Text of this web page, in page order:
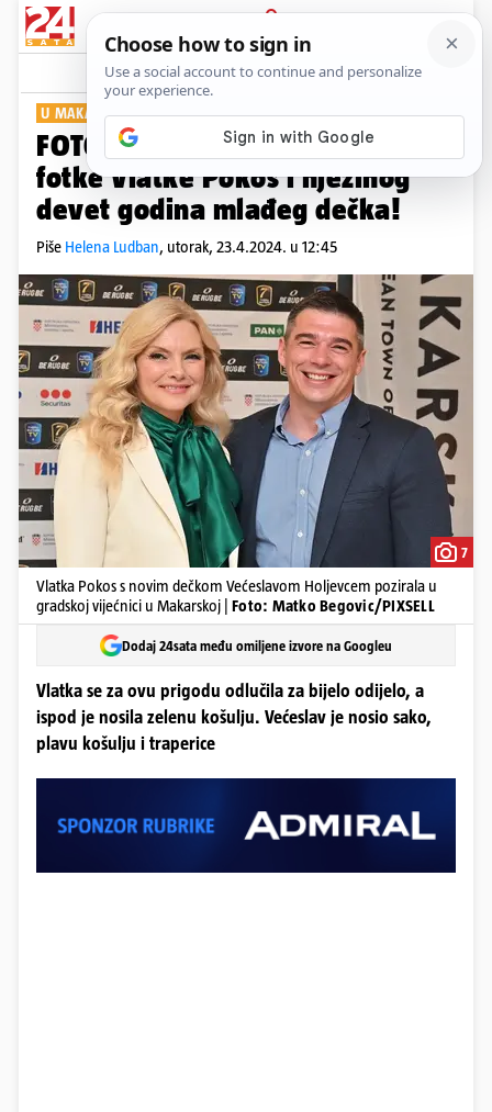
PRIJAVA
Show Komentari
U MAKARSKOJ
FOTOGALERIJA Prve zajedničke
fotke Vlatke Pokos i njezinog
devet godina mlađeg dečka!
Piše Helena Ludban, utorak, 23.4.2024. u 12:45
7
Vlatka Pokos s novim dečkom Većeslavom Holjevcem pozirala u
gradskoj vijećnici u Makarskoj | Foto: Matko Begovic/PIXSELL
Dodaj 24sata među omiljene izvore na Googleu
Vlatka se za ovu prigodu odlučila za bijelo odijelo, a
ispod je nosila zelenu košulju. Većeslav je nosio sako,
plavu košulju i traperice